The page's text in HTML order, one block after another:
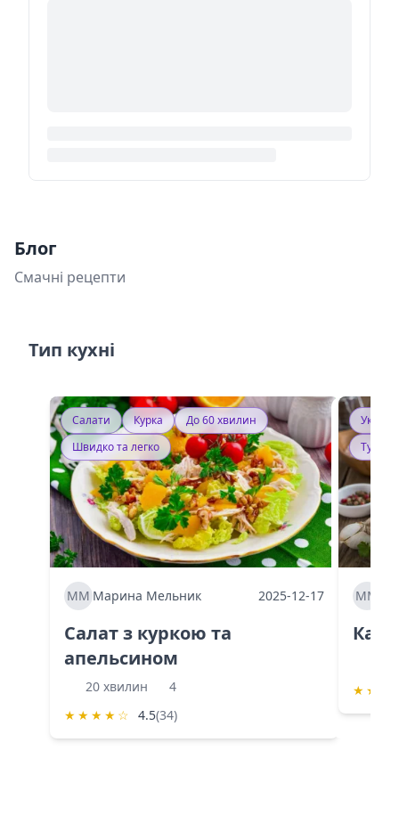
Блог
Смачні рецепти
Тип кухні
Салати Курка
До 60 хвилин
Швидко та легко
ММ Марина Мельник 2025-12-17
Салат з куркою та
апельсином
20 хвилин
4
★ ★ ★ ★ ☆ 4.5(34)
ММ
★ ★